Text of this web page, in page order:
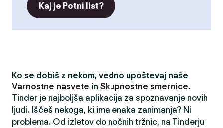
Kaj je Potni list?
Ko se dobiš z nekom, vedno upoštevaj naše
Varnostne nasvete in Skupnostne smernice.
Tinder je najboljša aplikacija za spoznavanje novih
ljudi. Iščeš nekoga, ki ima enaka zanimanja? Ni
problema. Od izletov do nočnih tržnic, na Tinderju